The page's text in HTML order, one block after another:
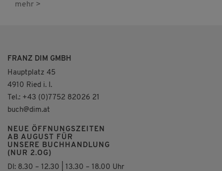
mehr >
FRANZ DIM GMBH
Hauptplatz 45
4910 Ried i. I.
Tel.: +43 (0)7752 82026 21
buch@dim.at
NEUE ÖFFNUNGSZEITEN
AB AUGUST FÜR
UNSERE BUCHHANDLUNG
(NUR 2.OG)
DI: 8.30 – 12.30 | 13.30 – 18.00 Uhr